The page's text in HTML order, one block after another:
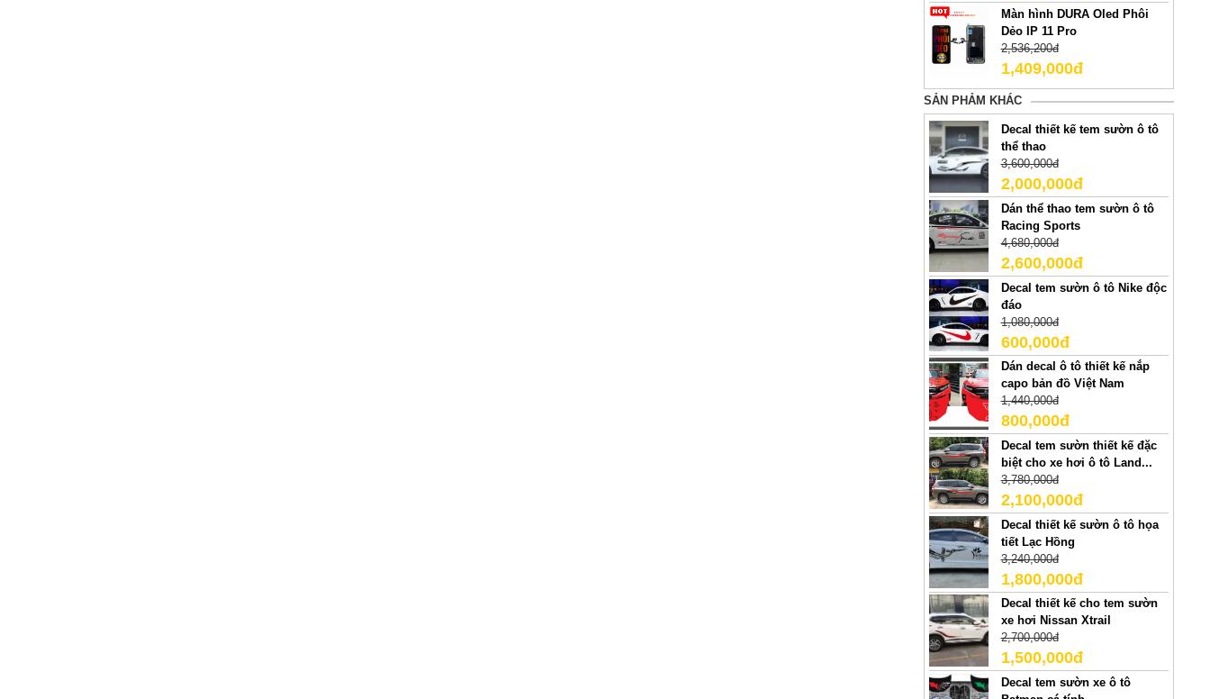
Màn hình DURA Oled Phôi
Dẻo IP 11 Pro
2,536,200đ
1,409,000đ
SẢN PHẢM KHÁC
Decal thiết kế tem sườn ô tô
thể thao
3,600,000đ
2,000,000đ
Dán thể thao tem sườn ô tô
Racing Sports
4,680,000đ
2,600,000đ
Decal tem sườn ô tô Nike độc
đáo
1,080,000đ
600,000đ
Dán decal ô tô thiết kế nắp
capo bản đồ Việt Nam
1,440,000đ
800,000đ
Decal tem sườn thiết kế đặc
biệt cho xe hơi ô tô Land...
3,780,000đ
2,100,000đ
Decal thiết kế sườn ô tô họa
tiết Lạc Hồng
3,240,000đ
1,800,000đ
Decal thiết kế cho tem sườn
xe hơi Nissan Xtrail
2,700,000đ
1,500,000đ
Decal tem sườn xe ô tô